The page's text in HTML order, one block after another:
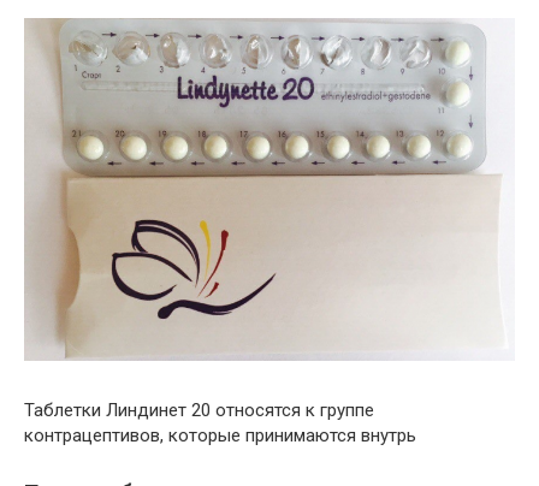
Таблетки Линдинет 20 относятся к группе
контрацептивов, которые принимаются внутрь